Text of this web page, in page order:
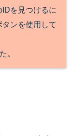
を見つけるに
ンを使用して
。